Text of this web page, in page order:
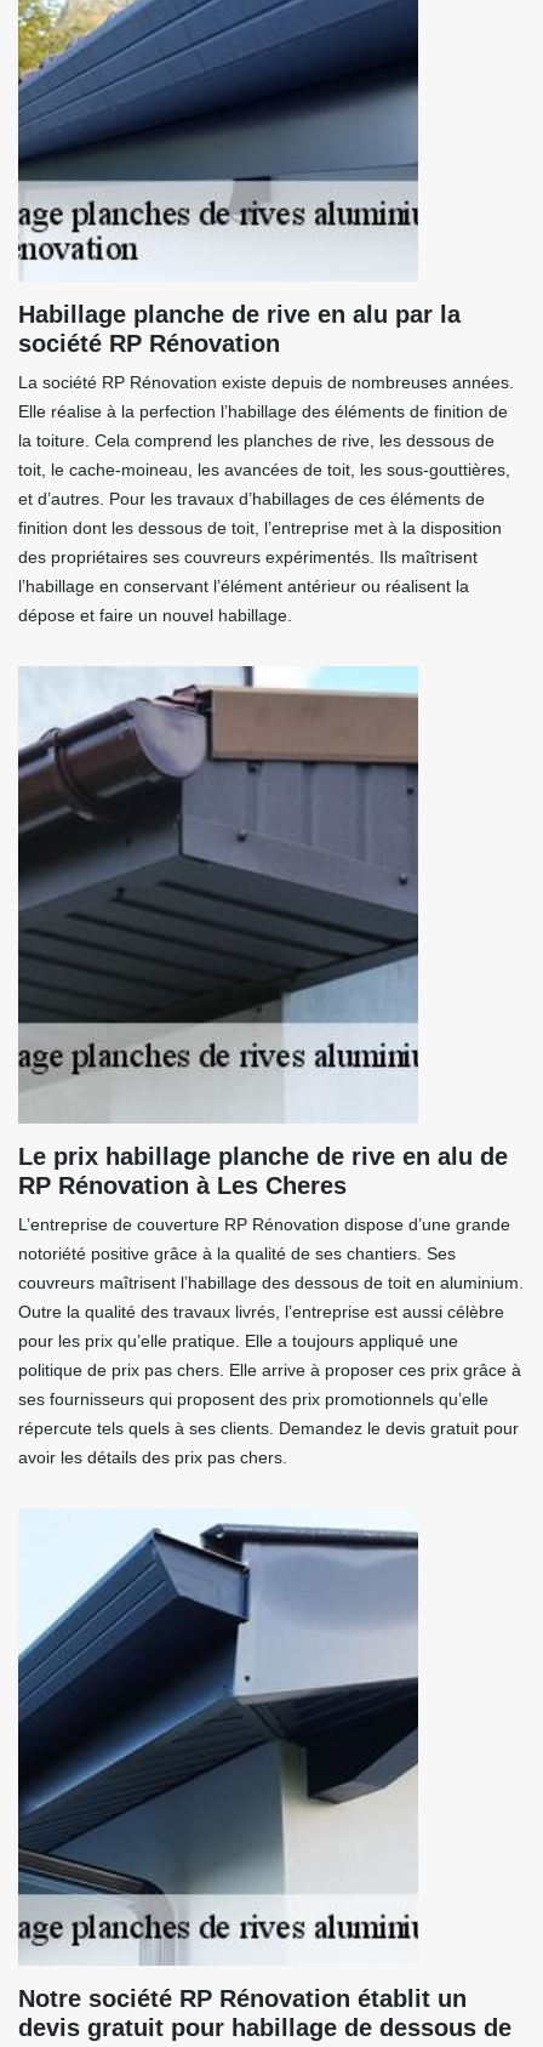
Habillage planche de rive en alu par la
société RP Rénovation
La société RP Rénovation existe depuis de nombreuses années.
Elle réalise à la perfection l’habillage des éléments de finition de
la toiture. Cela comprend les planches de rive, les dessous de
toit, le cache-moineau, les avancées de toit, les sous-gouttières,
et d’autres. Pour les travaux d’habillages de ces éléments de
finition dont les dessous de toit, l’entreprise met à la disposition
des propriétaires ses couvreurs expérimentés. Ils maîtrisent
l’habillage en conservant l’élément antérieur ou réalisent la
dépose et faire un nouvel habillage.
Le prix habillage planche de rive en alu de
RP Rénovation à Les Cheres
L’entreprise de couverture RP Rénovation dispose d’une grande
notoriété positive grâce à la qualité de ses chantiers. Ses
couvreurs maîtrisent l’habillage des dessous de toit en aluminium.
Outre la qualité des travaux livrés, l’entreprise est aussi célèbre
pour les prix qu’elle pratique. Elle a toujours appliqué une
politique de prix pas chers. Elle arrive à proposer ces prix grâce à
ses fournisseurs qui proposent des prix promotionnels qu’elle
répercute tels quels à ses clients. Demandez le devis gratuit pour
avoir les détails des prix pas chers.
Notre société RP Rénovation établit un
devis gratuit pour habillage de dessous de